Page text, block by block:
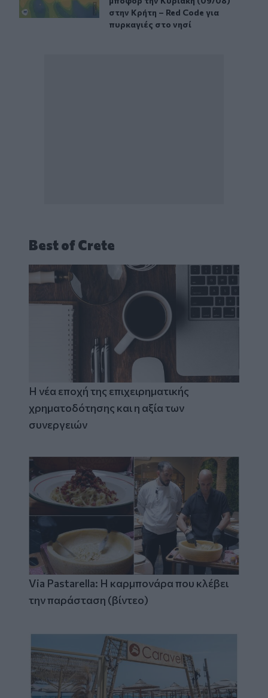
στην Κρήτη – Red Code για
πυρκαγιές στο νησί
Best of Crete
Η νέα εποχή της επιχειρηματικής
χρηματοδότησης και η αξία των
συνεργειών
Via Pastarella: Η καρμπονάρα που κλέβει
την παράσταση (βίντεο)